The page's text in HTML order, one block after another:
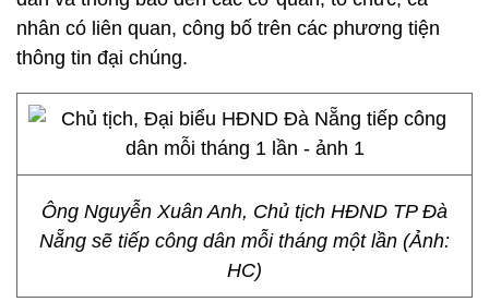
nhân có liên quan, công bố trên các phương tiện
thông tin đại chúng.
Ông Nguyễn Xuân Anh, Chủ tịch HĐND TP Đà
Nẵng sẽ tiếp công dân mỗi tháng một lần (Ảnh:
HC)